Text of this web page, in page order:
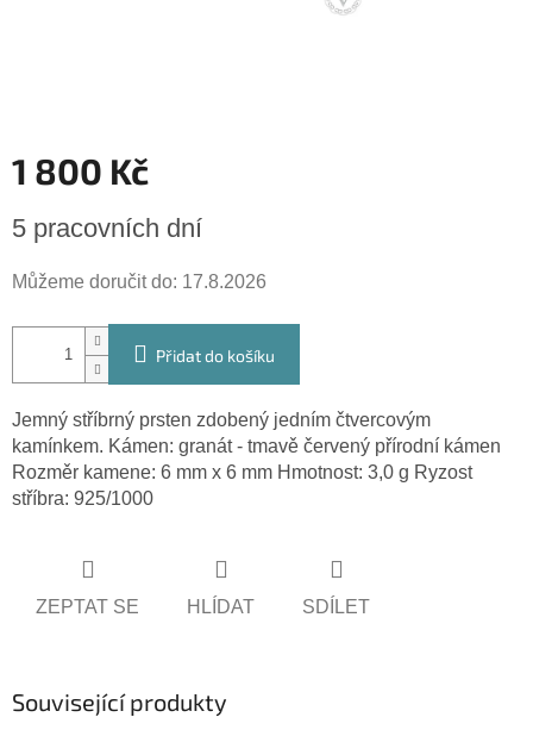
1 800 Kč
cena:
5 pracovních dní
Můžeme doručit do: 17.8.2026
Přidat do košíku
Jemný stříbrný prsten zdobený jedním čtvercovým
kamínkem. Kámen: granát - tmavě červený přírodní kámen
Rozměr kamene: 6 mm x 6 mm Hmotnost: 3,0 g Ryzost
stříbra: 925/1000
ZEPTAT SE HLÍDAT SDÍLET
Související produkty